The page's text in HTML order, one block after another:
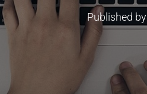
Published by